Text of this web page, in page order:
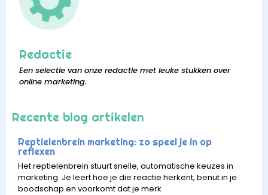
Redactie
Een selectie van onze redactie met leuke stukken over
online marketing.
Recente blog artikelen
Reptielenbrein marketing: zo speel je in op
reflexen
Het reptielenbrein stuurt snelle, automatische keuzes in
marketing. Je leert hoe je die reactie herkent, benut in je
boodschap en voorkomt dat je merk